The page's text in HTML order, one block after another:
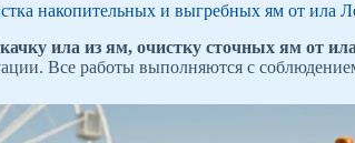
накопительных и выгребных ям от ила
ила из ям, очистку сточных ям от
Все работы выполняются с